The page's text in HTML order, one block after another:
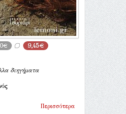
9,45€
διηγήματα
Περισσότερα